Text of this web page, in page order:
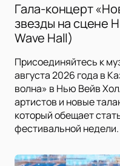
Гала-концерт
звезды на сцене
Wave Hall)
Присоединяйтесь к
августа 2026 года в
волна» в Нью Вейв
артистов и новые
который обещает
фестивальной недели.